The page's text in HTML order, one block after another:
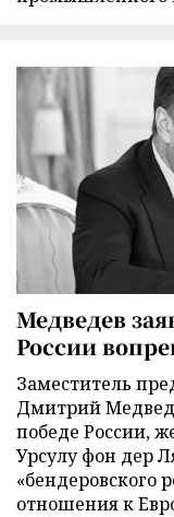
Медведев
России
Заместитель
Дмитрий
победе России,
Урсулу фон дер
«бендеровского
отношения к